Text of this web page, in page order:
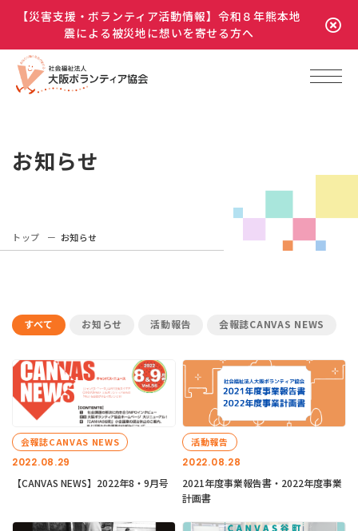
【災害支援・ボランティア活動情報】令和８年熊本地
震による被災地に想いを寄せる方へ
お知らせ
トップ お知らせ
すべて お知らせ 活動報告 会報誌CANVAS NEWS
2022.08.29
会報誌CANVAS NEWS
【CANVAS NEWS】2022年8・9月号
2022.08.28
活動報告
2021年度事業報告書・2022年度事業
計画書